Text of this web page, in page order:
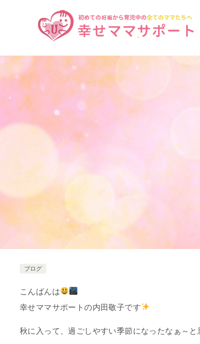
ブログ
こんばんは
幸せママサポートの内田敬子です
秋に入って、過ごしやすい季節になったなぁ～